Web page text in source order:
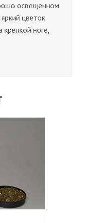
освещенном
цветок
ноге,